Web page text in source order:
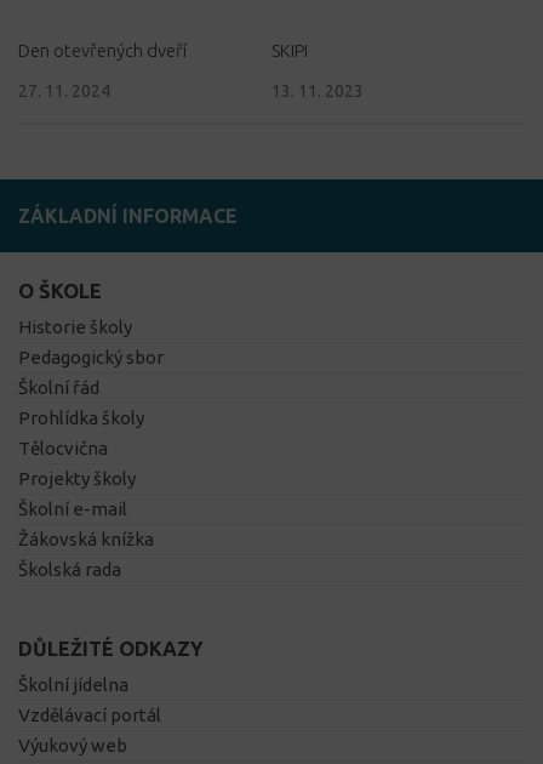
Den otevřených dveří
27. 11. 2024
SKIPI
13. 11. 2023
ZÁKLADNÍ INFORMACE
O ŠKOLE
Historie školy
Pedagogický sbor
Školní řád
Prohlídka školy
Tělocvična
Projekty školy
Školní e-mail
Žákovská knížka
Školská rada
DŮLEŽITÉ ODKAZY
Školní jídelna
Vzdělávací portál
Výukový web